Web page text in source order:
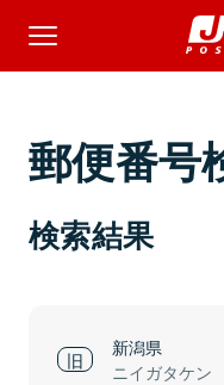
郵便番号
検索結果
新潟県
ニイガタケン